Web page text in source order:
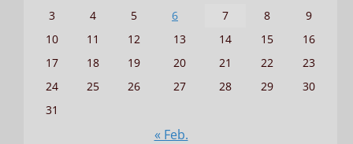
3
4 5 6 7 8
9
10
11 12 13 14 15
16
17
18 19 20 21 22
23
24
25 26 27 28 29
30
31
« Feb.